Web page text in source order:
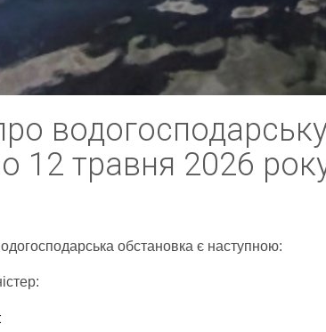
12 травня 2026
обстановка є наступною: